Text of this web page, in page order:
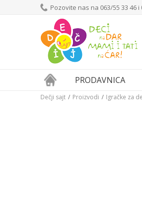
Pozovite nas na 063/55 33 46 i
PRODAVNICA
Dečji sajt Proizvodi Igračke za